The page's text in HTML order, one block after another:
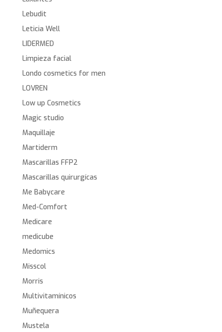
Lebudit
Leticia Well
LIDERMED
Limpieza facial
Londo cosmetics for men
LOVREN
Low up Cosmetics
Magic studio
Maquillaje
Martiderm
Mascarillas FFP2
Mascarillas quirurgícas
Me Babycare
Med-Comfort
Medicare
medicube
Medomics
Misscol
Morris
Multivitamínicos
Muñequera
Mustela